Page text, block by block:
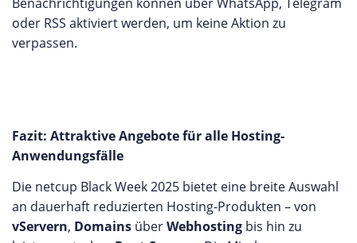
oder RSS aktiviert werden, um keine Aktion zu
verpassen.
Fazit: Attraktive Angebote für alle Hosting-
Anwendungsfälle
Die netcup Black Week 2025 bietet eine breite Auswahl
an dauerhaft reduzierten Hosting-Produkten – von
vServern, Domains überWebhosting bis hin zu